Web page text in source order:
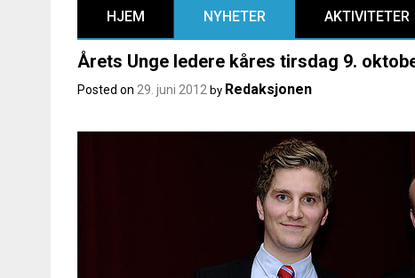
HJEM NYHETER AKTIVITETER
Årets Unge ledere kåres tirsdag 9.
Posted on 29. juni 2012 by Redaksjonen